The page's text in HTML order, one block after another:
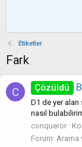
Etiketler
Fark
C Çözüldü
D1 de yer alan
nasıl
conqueror
Forum: Arama